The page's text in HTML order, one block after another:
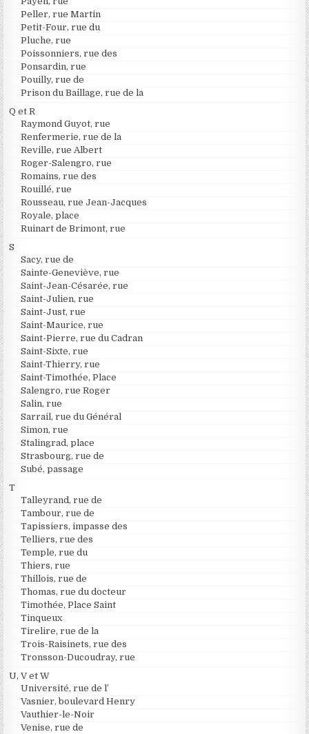
Peller, rue Martin
Petit-Four, rue du
Pluche, rue
Poissonniers, rue des
Ponsardin, rue
Pouilly, rue de
Prison du Baillage, rue de la
Q et R
Raymond Guyot, rue
Renfermerie, rue de la
Reville, rue Albert
Roger-Salengro, rue
Romains, rue des
Rouillé, rue
Rousseau, rue Jean-Jacques
Royale, place
Ruinart de Brimont, rue
S
Sacy, rue de
Sainte-Geneviève, rue
Saint-Jean-Césarée, rue
Saint-Julien, rue
Saint-Just, rue
Saint-Maurice, rue
Saint-Pierre, rue du Cadran
Saint-Sixte, rue
Saint-Thierry, rue
Saint-Timothée, Place
Salengro, rue Roger
Salin, rue
Sarrail, rue du Général
Simon, rue
Stalingrad, place
Strasbourg, rue de
Subé, passage
T
Talleyrand, rue de
Tambour, rue de
Tapissiers, impasse des
Telliers, rue des
Temple, rue du
Thiers, rue
Thillois, rue de
Thomas, rue du docteur
Timothée, Place Saint
Tinqueux
Tirelire, rue de la
Trois-Raisinets, rue des
Tronsson-Ducoudray, rue
U, V et W
Université, rue de l’
Vasnier, boulevard Henry
Vauthier-le-Noir
Venise, rue de